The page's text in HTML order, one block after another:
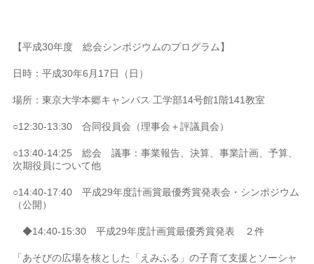
【平成30年度 総会シンポジウムのプログラム】
日時：平成30年6月17日（日）
場所：東京大学本郷キャンパス 工学部14号館1階141教室
○12:30-13:30 合同役員会（理事会＋評議員会）
○13:40-14:25 総会 議事：事業報告、決算、事業計画、予算、
次期役員について他
○14:40-17:40 平成29年度計画賞最優秀賞発表会・シンポジウム
（公開）
◆14:40-15:30 平成29年度計画賞最優秀賞発表 ２件
「あそびの広場を核とした「えみふる」の子育て支援とソーシャ